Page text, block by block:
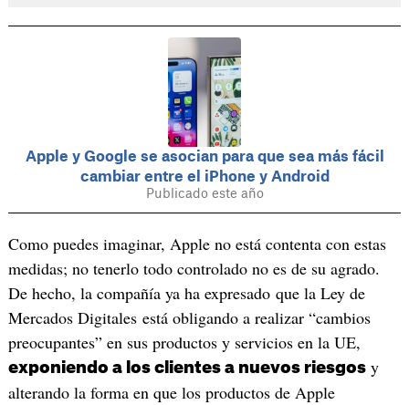
Apple y Google se asocian para que sea más fácil
cambiar entre el iPhone y Android
Publicado este año
Como puedes imaginar, Apple no está contenta con estas
medidas; no tenerlo todo controlado no es de su agrado.
De hecho, la compañía ya ha expresado que la Ley de
Mercados Digitales está obligando a realizar “cambios
preocupantes” en sus productos y servicios en la UE,
exponiendo a los clientes a nuevos riesgosy
alterando la forma en que los productos de Apple